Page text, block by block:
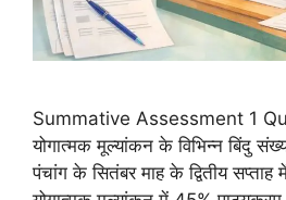
Summative Assessment 1
योगात्मक मूल्यांकन के विभिन्न बिंदु
पंचांग के सितंबर माह के द्वितीय सप्ताह